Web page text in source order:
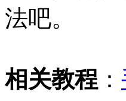
法吧。
相关教程 ：